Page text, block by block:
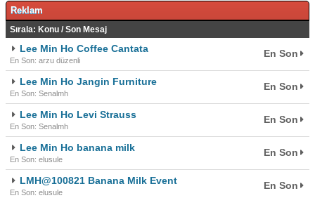
Reklam
Sırala: Konu / Son Mesaj
Lee Min Ho Coffee Cantata
En Son: arzu düzenli
En Son
Lee Min Ho Jangin Furniture
En Son: Senalmh
En Son
Lee Min Ho Levi Strauss
En Son: Senalmh
En Son
Lee Min Ho banana milk
En Son: elusule
En Son
LMH@100821 Banana Milk Event
En Son: elusule
En Son